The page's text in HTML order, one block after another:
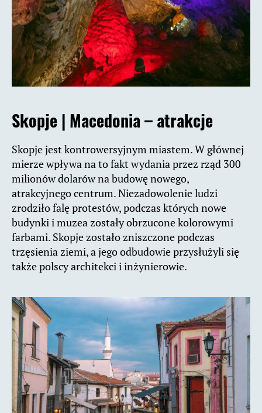
Skopje | Macedonia – atrakcje
Skopje jest kontrowersyjnym miastem. W głównej
mierze wpływa na to fakt wydania przez rząd 300
milionów dolarów na budowę nowego,
atrakcyjnego centrum. Niezadowolenie ludzi
zrodziło falę protestów, podczas których nowe
budynki i muzea zostały obrzucone kolorowymi
farbami. Skopje zostało zniszczone podczas
trzęsienia ziemi, a jego odbudowie przysłużyli się
także polscy architekci i inżynierowie.